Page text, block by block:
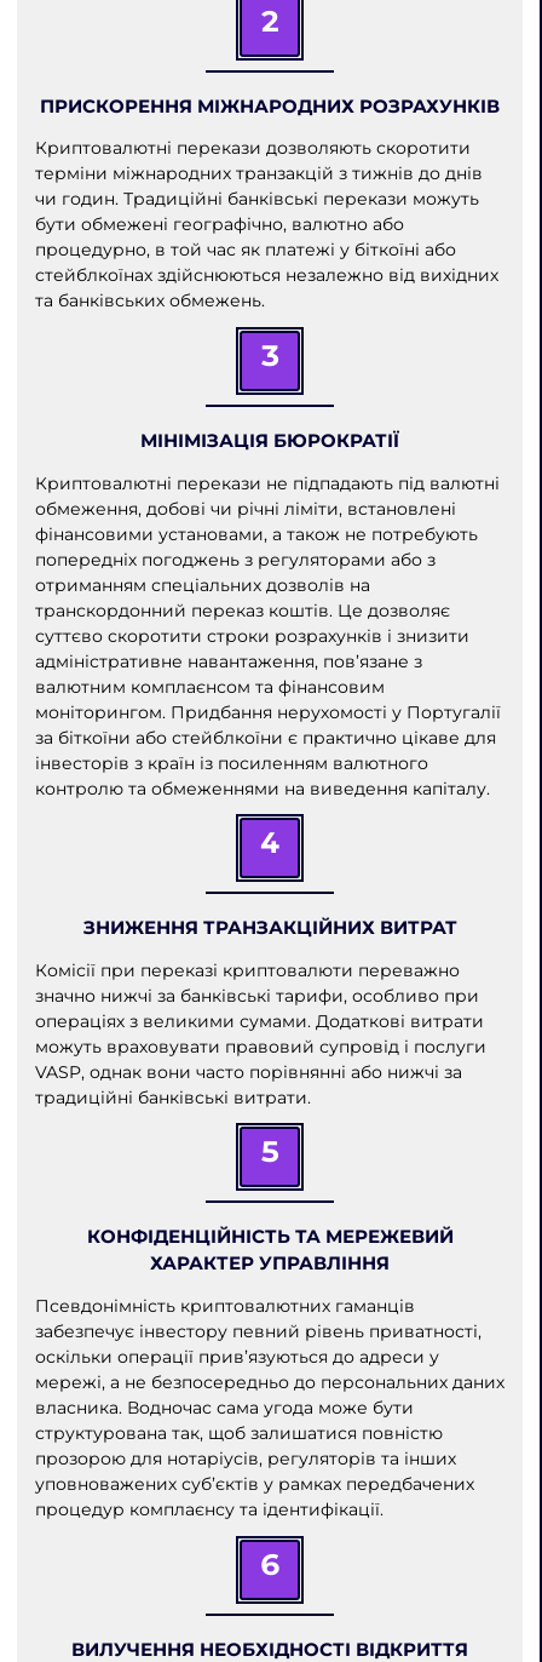
2
ПРИСКОРЕННЯ МІЖНАРОДНИХ РОЗРАХУНКІВ
Криптовалютні перекази дозволяють скоротити
терміни міжнародних транзакцій з тижнів до днів
чи годин. Традиційні банківські перекази можуть
бути обмежені географічно, валютно або
процедурно, в той час як платежі у біткоїні або
стейблкоїнах здійснюються незалежно від вихідних
та банківських обмежень.
3
МІНІМІЗАЦІЯ БЮРОКРАТІЇ
Криптовалютні перекази не підпадають під валютні
обмеження, добові чи річні ліміти, встановлені
фінансовими установами, а також не потребують
попередніх погоджень з регуляторами або з
отриманням спеціальних дозволів на
транскордонний переказ коштів. Це дозволяє
суттєво скоротити строки розрахунків і знизити
адміністративне навантаження, пов’язане з
валютним комплаєнсом та фінансовим
моніторингом. Придбання нерухомості у Португалії
за біткоїни або стейблкоїни є практично цікаве для
інвесторів з країн із посиленням валютного
контролю та обмеженнями на виведення капіталу.
4
ЗНИЖЕННЯ ТРАНЗАКЦІЙНИХ ВИТРАТ
Комісії при переказі криптовалюти переважно
значно нижчі за банківські тарифи, особливо при
операціях з великими сумами. Додаткові витрати
можуть враховувати правовий супровід і послуги
VASP, однак вони часто порівнянні або нижчі за
традиційні банківські витрати.
5
КОНФІДЕНЦІЙНІСТЬ ТА МЕРЕЖЕВИЙ
ХАРАКТЕР УПРАВЛІННЯ
Псевдонімність криптовалютних гаманців
забезпечує інвестору певний рівень приватності,
оскільки операції прив’язуються до адреси у
мережі, а не безпосередньо до персональних даних
власника. Водночас сама угода може бути
структурована так, щоб залишатися повністю
прозорою для нотаріусів, регуляторів та інших
уповноважених суб’єктів у рамках передбачених
процедур комплаєнсу та ідентифікації.
6
ВИЛУЧЕННЯ НЕОБХІДНОСТІ ВІДКРИТТЯ